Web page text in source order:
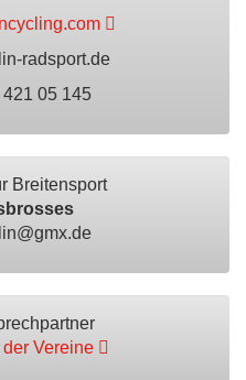
radsport.de
05 145
Breitensport
Vereine